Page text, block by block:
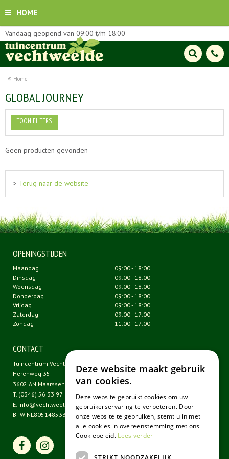
HOME
Home
Vandaag geopend van 09:00 t/m 18:00
GLOBAL JOURNEY
TOON FILTERS
Geen producten gevonden
> Terug naar de website
OPENINGSTIJDEN
Maandag
09:00 - 18:00
Dinsdag
09:00 - 18:00
Woensdag
09:00 - 18:00
Donderdag
09:00 - 18:00
Vrijdag
09:00 - 18:00
Zaterdag
09:00 - 17:00
Zondag
11:00 - 17:00
CONTACT
Tuincentrum Vechtweelde
Herenweg 35
3602 AN Maarssen
T. (0346) 56 33 97
E. info@vechtweelde.nl
BTW NL805148533B01
Deze website maakt gebruik
van cookies.
Deze website gebruikt cookies om uw
gebruikerservaring te verbeteren. Door
onze website te gebruiken, stemt u in met
alle cookies in overeenstemming met ons
Cookiebeleid. Lees verder